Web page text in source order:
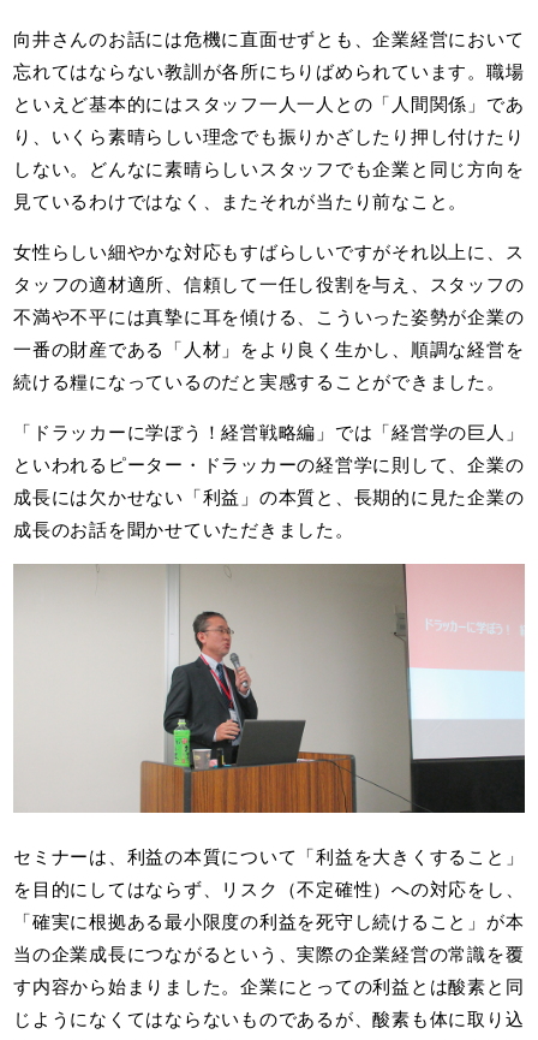
向井さんのお話には危機に直面せずとも、企業経営において
忘れてはならない教訓が各所にちりばめられています。職場
といえど基本的にはスタッフ一人一人との「人間関係」であ
り、いくら素晴らしい理念でも振りかざしたり押し付けたり
しない。どんなに素晴らしいスタッフでも企業と同じ方向を
見ているわけではなく、またそれが当たり前なこと。
女性らしい細やかな対応もすばらしいですがそれ以上に、ス
タッフの適材適所、信頼して一任し役割を与え、スタッフの
不満や不平には真摯に耳を傾ける、こういった姿勢が企業の
一番の財産である「人材」をより良く生かし、順調な経営を
続ける糧になっているのだと実感することができました。
「ドラッカーに学ぼう！経営戦略編」では「経営学の巨人」
といわれるピーター・ドラッカーの経営学に則して、企業の
成長には欠かせない「利益」の本質と、長期的に見た企業の
成長のお話を聞かせていただきました。
セミナーは、利益の本質について「利益を大きくすること」
を目的にしてはならず、リスク（不定確性）への対応をし、
「確実に根拠ある最小限度の利益を死守し続けること」が本
当の企業成長につながるという、実際の企業経営の常識を覆
す内容から始まりました。企業にとっての利益とは酸素と同
じようになくてはならないものであるが、酸素も体に取り込